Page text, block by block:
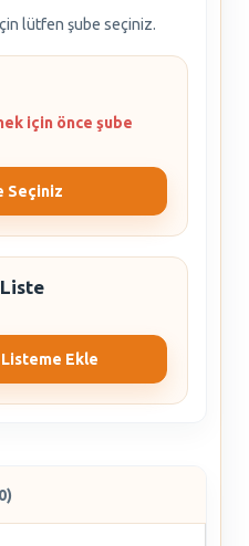
lütfen şube seçiniz.
için önce şube
Seçiniz
Ekle